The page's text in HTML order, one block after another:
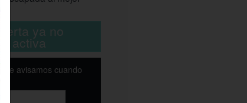
ya no
activa
te avisamos cuando